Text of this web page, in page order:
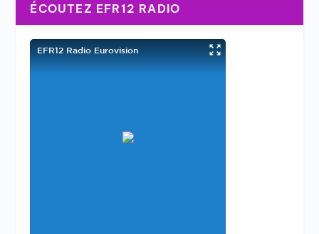
ÉCOUTEZ EFR12 RADIO